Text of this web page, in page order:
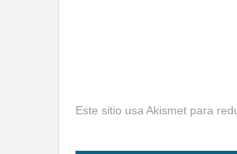
Este sitio usa Akismet para